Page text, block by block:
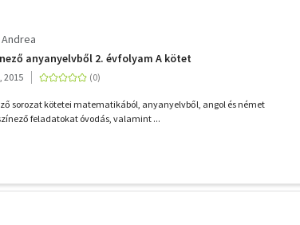
anyanyelvből 2. évfolyam A kötet
2015
sorozat kötetei matematikából, anyanyelvből, angol és német
feladatokat óvodás, valamint ...